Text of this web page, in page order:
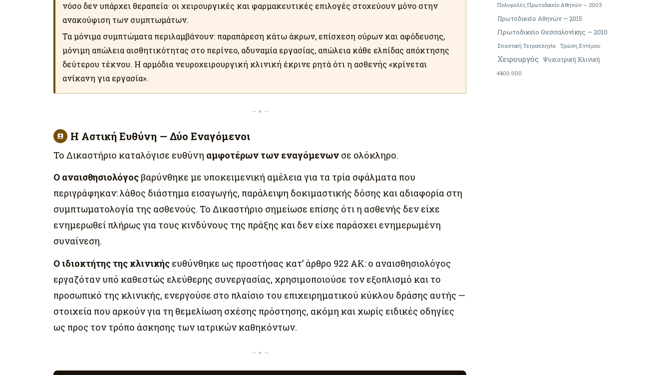
νόσο δεν υπάρχει θεραπεία· οι χειρουργικές και φαρμακευτικές επιλογές στοχεύουν μόνο στην
ανακούφιση των συμπτωμάτων.
Τα μόνιμα συμπτώματα περιλαμβάνουν: παραπάρεση κάτω άκρων, επίσχεση ούρων και αφόδευσης,
μόνιμη απώλεια αισθητικότητας στο περίνεο, αδυναμία εργασίας, απώλεια κάθε ελπίδας απόκτησης
δεύτερου τέκνου. Η αρμόδια νευροχειρουργική κλινική έκρινε ρητά ότι η ασθενής «κρίνεται
ανίκανη για εργασία».
— ✦ —
Η Αστική Ευθύνη — Δύο Εναγόμενοι
Το Δικαστήριο καταλόγισε ευθύνη αμφοτέρων των εναγόμενων σε ολόκληρο.
Ο αναισθησιολόγος βαρύνθηκε με υποκειμενική αμέλεια για τα τρία σφάλματα που
περιγράφηκαν: λάθος διάστημα εισαγωγής, παράλειψη δοκιμαστικής δόσης και αδιαφορία στη
συμπτωματολογία της ασθενούς. Το Δικαστήριο σημείωσε επίσης ότι η ασθενής δεν είχε
ενημερωθεί πλήρως για τους κινδύνους της πράξης και δεν είχε παράσχει ενημερωμένη
συναίνεση.
Ο ιδιοκτήτης της κλινικής ευθύνθηκε ως προστήσας κατ’ άρθρο 922 ΑΚ: ο αναισθησιολόγος
εργαζόταν υπό καθεστώς ελεύθερης συνεργασίας, χρησιμοποιούσε τον εξοπλισμό και το
προσωπικό της κλινικής, ενεργούσε στο πλαίσιο του επιχειρηματικού κύκλου δράσης αυτής —
στοιχεία που αρκούν για τη θεμελίωση σχέσης πρόστησης, ακόμη και χωρίς ειδικές οδηγίες
ως προς τον τρόπο άσκησης των ιατρικών καθηκόντων.
— ✦ —
Πολυμελές Πρωτοδικείο Αθηνών — 2003
Πρωτοδικείο Αθηνών — 2015
Πρωτοδικείο Θεσσαλονίκης — 2010
Σπαστική Τετραπληγία Τρώση Εντέρου
Χειρουργός Ψυχιατρική Κλινική
€400.000